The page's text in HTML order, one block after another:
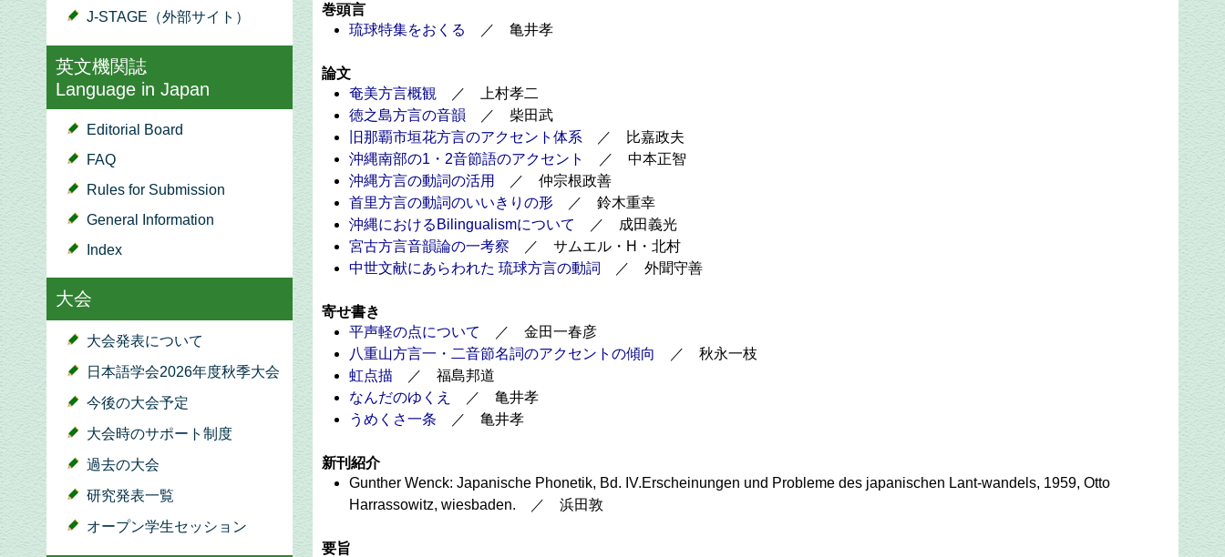
J-STAGE（外部サイト）
英文機関誌
Language in Japan
Editorial Board
FAQ
Rules for Submission
General Information
Index
大会
大会発表について
日本語学会2026年度秋季大会
今後の大会予定
大会時のサポート制度
過去の大会
研究発表一覧
オープン学生セッション
巻頭言
琉球特集をおくる
／ 亀井孝
論文
奄美方言概観 ／ 上村孝二
徳之島方言の音韻 ／ 柴田武
旧那覇市垣花方言のアクセント体系 ／ 比嘉政夫
沖縄南部の1・2音節語のアクセント
／ 中本正智
沖縄方言の動詞の活用
／ 仲宗根政善
首里方言の動詞のいいきりの形 ／ 鈴木重幸
沖縄におけるBilingualismについて
／ 成田義光
宮古方言音韻論の一考察 ／ サムエル・H・北村
中世文献にあらわれた 琉球方言の動詞
／ 外聞守善
寄せ書き
平声軽の点について
／ 金田一春彦
八重山方言一・二音節名詞のアクセントの傾向
／ 秋永一枝
虹点描 ／ 福島邦道
なんだのゆくえ
／ 亀井孝
うめくさ一条 ／ 亀井孝
新刊紹介
Gunther Wenck: Japanische Phonetik, Bd. IV.Erscheinungen und Probleme des japanischen Lant-wandels, 1959, Otto
Harrassowitz, wiesbaden. ／ 浜田敦
要旨